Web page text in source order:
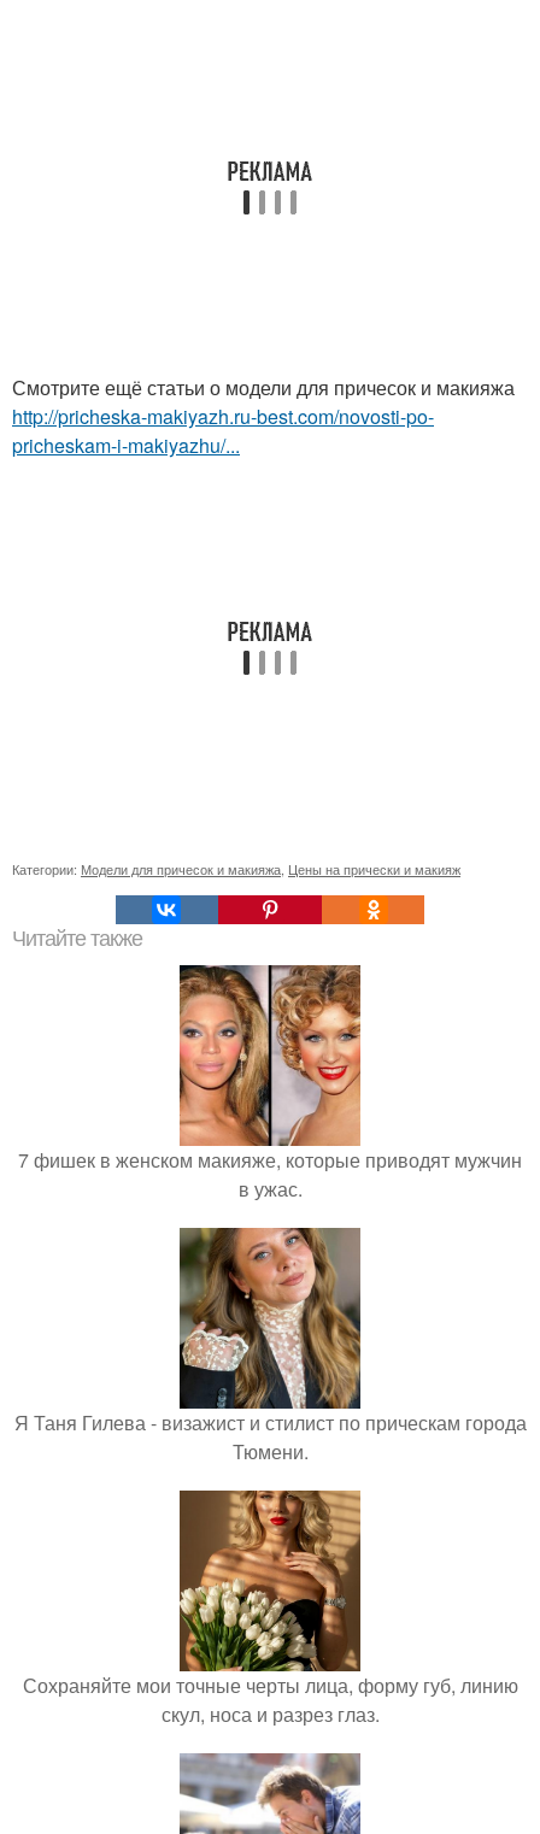
Смотрите ещё статьи о модели для причесок и макияжа
http://pricheska-makiyazh.ru-best.com/novosti-po-
pricheskam-i-makiyazhu/...
Категории: Модели для причесок и макияжа Цены на прически и макияж
Читайте также
7 фишек в женском макияже, которые приводят мужчин
в ужас.
Я Таня Гилева - визажист и стилист по прическам города
Тюмени.
Сохраняйте мои точные черты лица, форму губ, линию
скул, носа и разрез глаз.